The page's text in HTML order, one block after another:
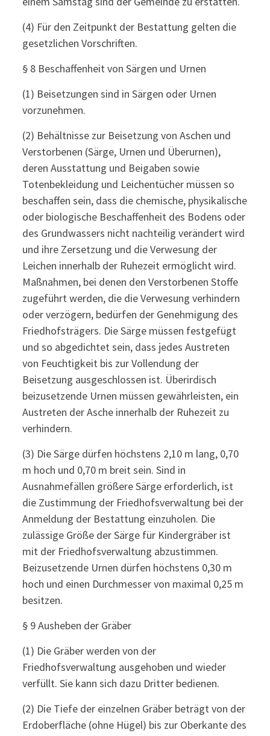
(4) Für den Zeitpunkt der Bestattung gelten die
gesetzlichen Vorschriften.
§ 8 Beschaffenheit von Särgen und Urnen
(1) Beisetzungen sind in Särgen oder Urnen
vorzunehmen.
(2) Behältnisse zur Beisetzung von Aschen und
Verstorbenen (Särge, Urnen und Überurnen),
deren Ausstattung und Beigaben sowie
Totenbekleidung und Leichentücher müssen so
beschaffen sein, dass die chemische, physikalische
oder biologische Beschaffenheit des Bodens oder
des Grundwassers nicht nachteilig verändert wird
und ihre Zersetzung und die Verwesung der
Leichen innerhalb der Ruhezeit ermöglicht wird.
Maßnahmen, bei denen den Verstorbenen Stoffe
zugeführt werden, die die Verwesung verhindern
oder verzögern, bedürfen der Genehmigung des
Friedhofsträgers. Die Särge müssen festgefügt
und so abgedichtet sein, dass jedes Austreten
von Feuchtigkeit bis zur Vollendung der
Beisetzung ausgeschlossen ist. Überirdisch
beizusetzende Urnen müssen gewährleisten, ein
Austreten der Asche innerhalb der Ruhezeit zu
verhindern.
(3) Die Särge dürfen höchstens 2,10 m lang, 0,70
m hoch und 0,70 m breit sein. Sind in
Ausnahmefällen größere Särge erforderlich, ist
die Zustimmung der Friedhofsverwaltung bei der
Anmeldung der Bestattung einzuholen. Die
zulässige Größe der Särge für Kindergräber ist
mit der Friedhofsverwaltung abzustimmen.
Beizusetzende Urnen dürfen höchstens 0,30 m
hoch und einen Durchmesser von maximal 0,25 m
besitzen.
§ 9 Ausheben der Gräber
(1) Die Gräber werden von der
Friedhofsverwaltung ausgehoben und wieder
verfüllt. Sie kann sich dazu Dritter bedienen.
(2) Die Tiefe der einzelnen Gräber beträgt von der
Erdoberfläche (ohne Hügel) bis zur Oberkante des